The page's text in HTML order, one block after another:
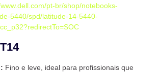
pt-br/shop/notebooks-
5440/spd/latitude-14-5440-
Fino e leve, ideal para profissionais que